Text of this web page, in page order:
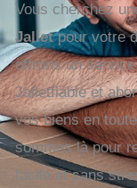
Vous cherchez
Jalletpour votre
offrons un
Jalletfiable et
vos biens en
sommes là pour
facile et sans